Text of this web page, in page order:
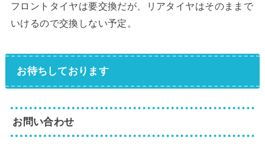
フロントタイヤは要交換だが、リアタイヤはそのままで
いけるので交換しない予定。
お待ちしております
お問い合わせ